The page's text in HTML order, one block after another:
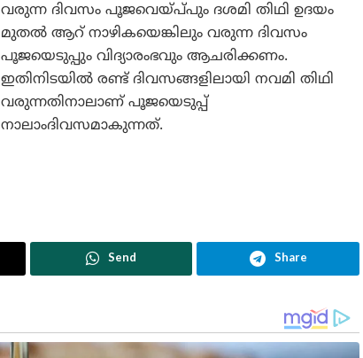
വരുന്ന ദിവസം പൂജവെയ്പ്‌പും ദശമി തിഥി ഉദയം
മുതൽ ആറ് നാഴികയെങ്കിലും വരുന്ന ദിവസം
പൂജയെടുപ്പും വിദ്യാരംഭവും ആചരിക്കണം.
ഇതിനിടയിൽ രണ്ട് ദിവസങ്ങളിലായി നവമി തിഥി
വരുന്നതിനാലാണ് പൂജയെടുപ്പ്
നാലാംദിവസമാകുന്നത്.
Send Share